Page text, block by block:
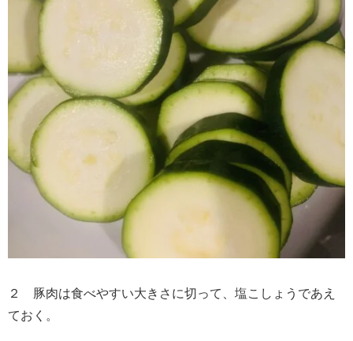
２ 豚肉は食べやすい大きさに切って、塩こしょうであえ
ておく。